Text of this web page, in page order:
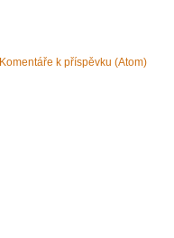
Komentáře k příspěvku (Atom)